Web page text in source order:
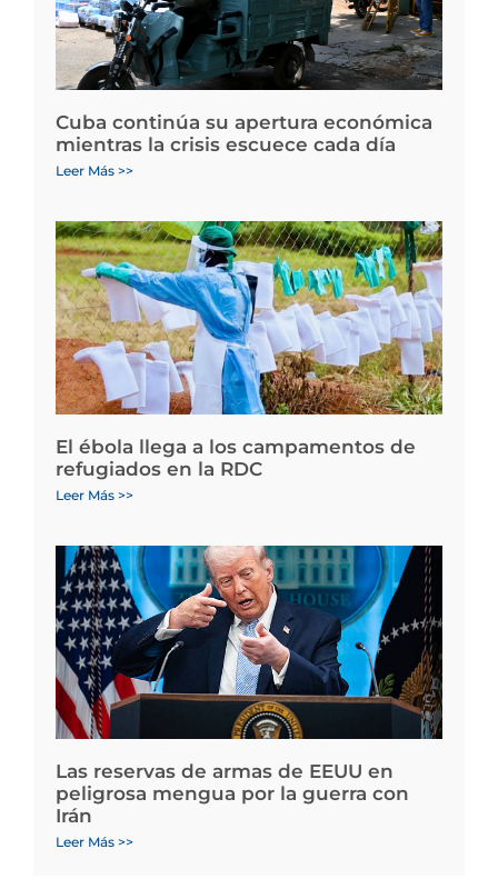
Cuba continúa su apertura económica
mientras la crisis escuece cada día
Leer Más >>
El ébola llega a los campamentos de
refugiados en la RDC
Leer Más >>
Las reservas de armas de EEUU en
peligrosa mengua por la guerra con
Irán
Leer Más >>